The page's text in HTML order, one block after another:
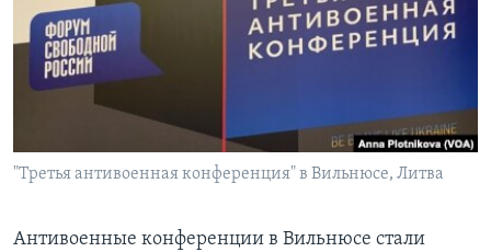
Learning English
"Третья антивоенная конференция" в Вильнюсе, Литва
Антивоенные конференции в Вильнюсе стали